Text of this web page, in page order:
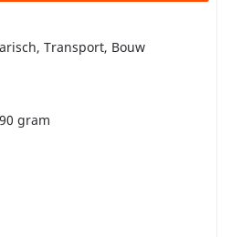
Transport, Bouw
gram